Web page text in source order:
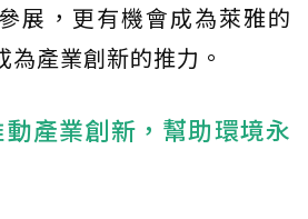
展，更有機會成為萊雅的
為產業創新的推力。
產業創新，幫助環境永